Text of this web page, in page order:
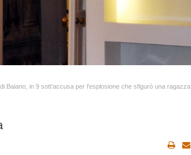
Baiano, in 9 sott'accusa per l'esplosione che sfigurò una ragazza